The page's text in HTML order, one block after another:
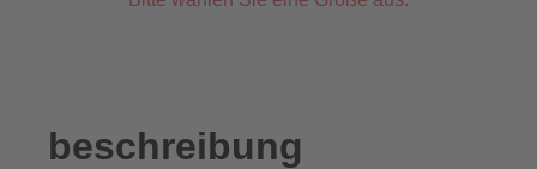
beschreibung